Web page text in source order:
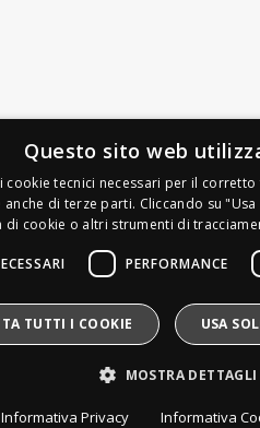
Leds Electronics di
Via Annamaria Ortese 33 -
09209531210 |
Mail:Info@divais.itTelefono:
Pec:
Iscritto al consorzio
Pile e Accumulatori:
Divais®è un marchio
Questo sito web
cookie tecnici necessari per il
di terze parti. Cliccando su
di cookie o altri strumenti di
PERFORMANCE
TUTTI I COOKIE USA
MOSTRA DETTAGLI
Informativa Privacy Informativa